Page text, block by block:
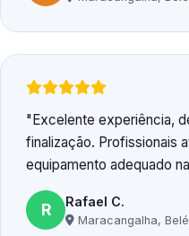
Excelente experiência,
finalização. Profissionais
equipamento adequado
R Rafael C.
Maracangalha,